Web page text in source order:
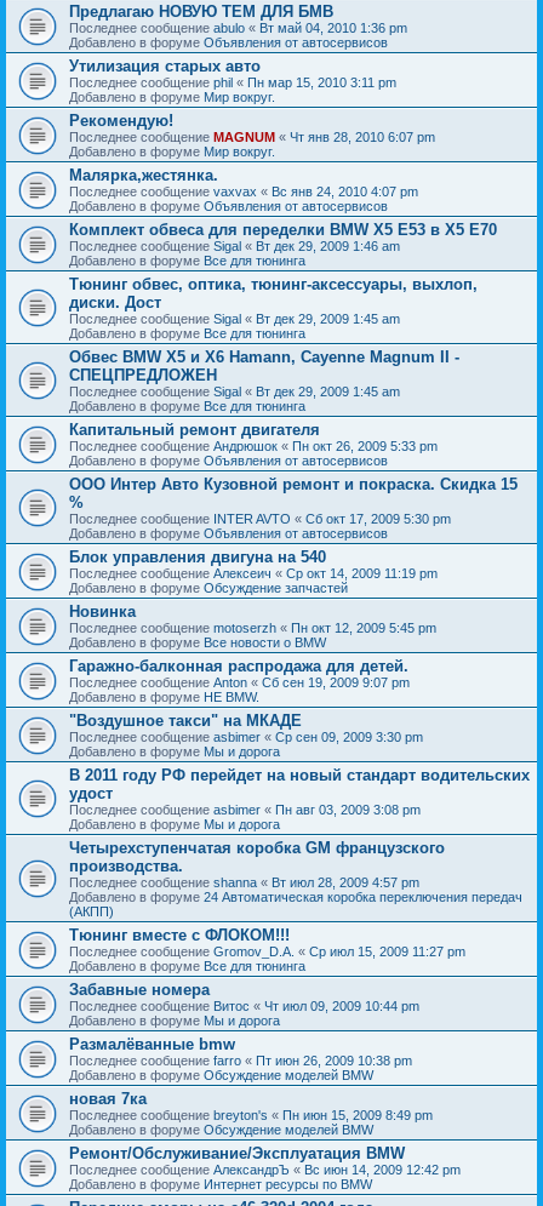
Предлагаю НОВУЮ ТЕМ ДЛЯ БМВ
Последнее сообщение abulo « Вт май 04, 2010 1:36 pm
Добавлено в форуме Объявления от автосервисов
Утилизация старых авто
Последнее сообщение phil « Пн мар 15, 2010 3:11 pm
Добавлено в форуме Мир вокруг.
Рекомендую!
Последнее сообщение MAGNUM « Чт янв 28, 2010 6:07 pm
Добавлено в форуме Мир вокруг.
Малярка,жестянка.
Последнее сообщение vaxvax « Вс янв 24, 2010 4:07 pm
Добавлено в форуме Объявления от автосервисов
Комплект обвеса для переделки BMW X5 E53 в X5 E70
Последнее сообщение Sigal « Вт дек 29, 2009 1:46 am
Добавлено в форуме Все для тюнинга
Тюнинг обвес, оптика, тюнинг-аксессуары, выхлоп,
диски. Дост
Последнее сообщение Sigal « Вт дек 29, 2009 1:45 am
Добавлено в форуме Все для тюнинга
Обвес BMW X5 и X6 Hamann, Cayenne Magnum II -
СПЕЦПРЕДЛОЖЕН
Последнее сообщение Sigal « Вт дек 29, 2009 1:45 am
Добавлено в форуме Все для тюнинга
Капитальный ремонт двигателя
Последнее сообщение Андрюшок « Пн окт 26, 2009 5:33 pm
Добавлено в форуме Объявления от автосервисов
ООО Интер Авто Кузовной ремонт и покраска. Скидка 15
%
Последнее сообщение INTER AVTO « Сб окт 17, 2009 5:30 pm
Добавлено в форуме Объявления от автосервисов
Блок управления двигуна на 540
Последнее сообщение Алексеич « Ср окт 14, 2009 11:19 pm
Добавлено в форуме Обсуждение запчастей
Новинка
Последнее сообщение motoserzh « Пн окт 12, 2009 5:45 pm
Добавлено в форуме Все новости о BMW
Гаражно-балконная распродажа для детей.
Последнее сообщение Anton « Сб сен 19, 2009 9:07 pm
Добавлено в форуме НЕ BMW.
"Воздушное такси" на МКАДЕ
Последнее сообщение asbimer « Ср сен 09, 2009 3:30 pm
Добавлено в форуме Мы и дорога
В 2011 году РФ перейдет на новый стандарт водительских
удост
Последнее сообщение asbimer « Пн авг 03, 2009 3:08 pm
Добавлено в форуме Мы и дорога
Четырехступенчатая коробка GM французского
производства.
Последнее сообщение shanna « Вт июл 28, 2009 4:57 pm
Добавлено в форуме 24 Автоматическая коробка переключения передач
(АКПП)
Тюнинг вместе с ФЛОКОМ!!!
Последнее сообщение Gromov_D.A. « Ср июл 15, 2009 11:27 pm
Добавлено в форуме Все для тюнинга
Забавные номера
Последнее сообщение Витос « Чт июл 09, 2009 10:44 pm
Добавлено в форуме Мы и дорога
Размалёванные bmw
Последнее сообщение farro « Пт июн 26, 2009 10:38 pm
Добавлено в форуме Обсуждение моделей BMW
новая 7ка
Последнее сообщение breyton's « Пн июн 15, 2009 8:49 pm
Добавлено в форуме Обсуждение моделей BMW
Ремонт/Обслуживание/Эксплуатация BMW
Последнее сообщение АлександрЪ « Вс июн 14, 2009 12:42 pm
Добавлено в форуме Интернет ресурсы по BMW